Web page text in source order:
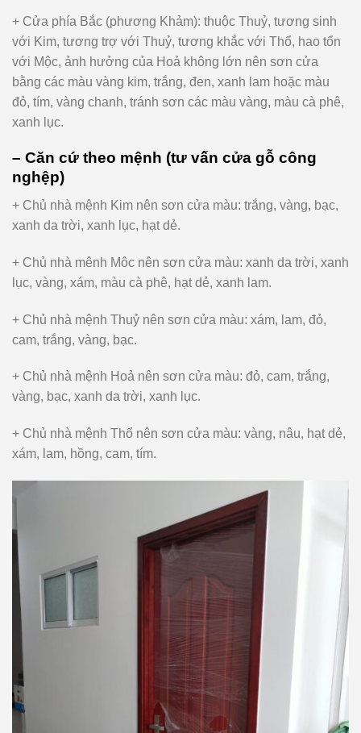
+ Cửa phía Bắc (phương Khảm): thuộc Thuỷ, tương sinh
với Kim, tương trợ với Thuỷ, tương khắc với Thổ, hao tổn
với Mộc, ảnh hưởng của Hoả không lớn nên sơn cửa
bằng các màu vàng kim, trắng, đen, xanh lam hoặc màu
đỏ, tím, vàng chanh, tránh sơn các màu vàng, màu cà phê,
xanh lục.
– Căn cứ theo mệnh (tư vấn cửa gỗ công
nghệp)
+ Chủ nhà mệnh Kim nên sơn cửa màu: trắng, vàng, bạc,
xanh da trời, xanh lục, hạt dẻ.
+ Chủ nhà mênh Môc nên sơn cửa màu: xanh da trời, xanh
lục, vàng, xám, màu cà phê, hạt dẻ, xanh lam.
+ Chủ nhà mệnh Thuỷ nên sơn cửa màu: xám, lam, đỏ,
cam, trắng, vàng, bạc.
+ Chủ nhà mệnh Hoả nên sơn cửa màu: đỏ, cam, trắng,
vàng, bạc, xanh da trời, xanh lục.
+ Chủ nhà mệnh Thổ nên sơn cửa màu: vàng, nâu, hạt dẻ,
xám, lam, hồng, cam, tím.